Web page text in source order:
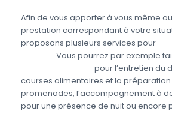
Afin de vous apporter à vous même
prestation correspondant à votre
proposons plusieurs services pour
. Vous pourrez par exemple
pour l’entretien du
courses alimentaires et la
promenades, l’accompagnement à
pour une présence de nuit ou encore